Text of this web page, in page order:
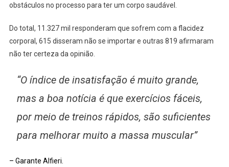
obstáculos no processo para ter um corpo saudável.
Do total, 11.327 mil responderam que sofrem com a flacidez
corporal, 615 disseram não se importar e outras 819 afirmaram
não ter certeza da opinião.
“O índice de insatisfação é muito grande,
mas a boa notícia é que exercícios fáceis,
por meio de treinos rápidos, são suficientes
para melhorar muito a massa muscular”
– Garante Alfieri.